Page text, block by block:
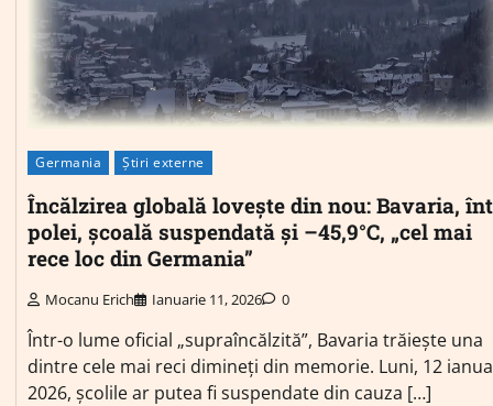
Germania Știri externe
Încălzirea globală lovește din nou: Bavaria,
polei, școală suspendată și –45,9°C, „cel mai
rece loc din Germania”
Mocanu Erich Ianuarie 11, 2026 0
Într-o lume oficial „supraîncălzită”, Bavaria trăiește una
dintre cele mai reci dimineți din memorie. Luni, 12
2026, școlile ar putea fi suspendate din cauza […]